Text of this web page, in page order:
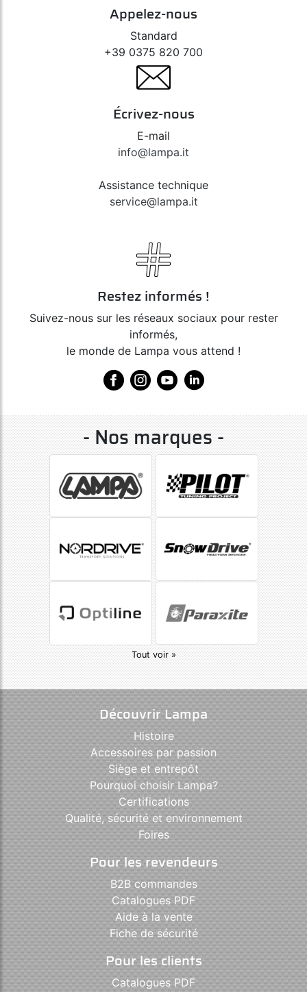
Appelez-nous
Standard
+39 0375 820 700
Écrivez-nous
E-mail
info@lampa.it
Assistance technique
service@lampa.it
Restez informés !
Suivez-nous sur les réseaux sociaux pour rester
informés,
le monde de Lampa vous attend !
- Nos marques -
Tout voir »
Découvrir Lampa
Histoire
Accessoires par passion
Siège et entrepôt
Pourquoi choisir Lampa?
Certifications
Qualité, sécurité et environnement
Foires
Pour les revendeurs
B2B commandes
Catalogues PDF
Aide à la vente
Fiche de sécurité
Pour les clients
Catalogues PDF